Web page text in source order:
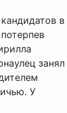
в
занял
У